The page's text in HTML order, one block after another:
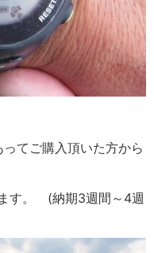
てご購入頂いた方から
す。 (納期3週間～4週